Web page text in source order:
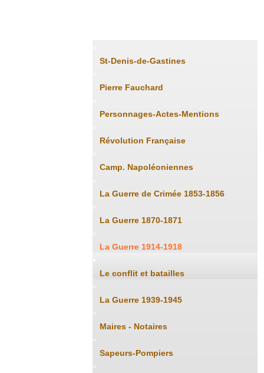
St-Denis-de-Gastines
Pierre Fauchard
Personnages-Actes-Mentions
Révolution Française
Camp. Napoléoniennes
La Guerre de Crimée 1853-1856
La Guerre 1870-1871
La Guerre 1914-1918
Le conflit et batailles
La Guerre 1939-1945
Maires - Notaires
Sapeurs-Pompiers